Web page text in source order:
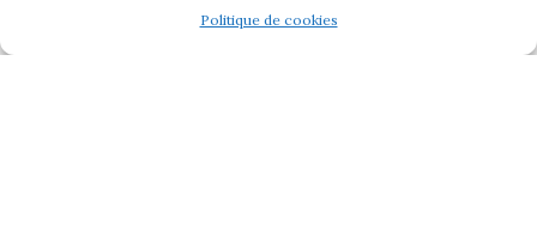
Politique de cookies